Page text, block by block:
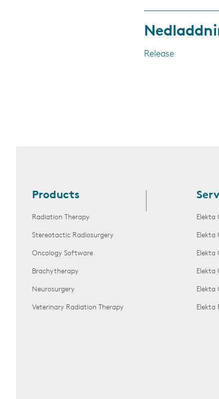
Release
Products
Radiation Therapy
Stereotactic Radiosurgery
Oncology Software
Brachytherapy
Neurosurgery
Veterinary Radiation Therapy
Elekta
Elekta
Elekta
Elekta
Elekta
Elekta